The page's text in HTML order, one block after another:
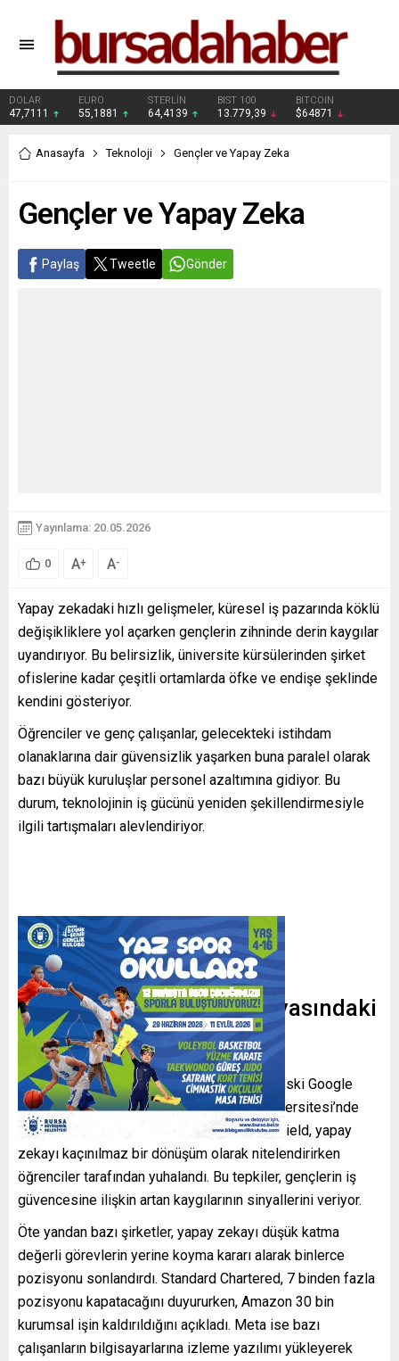
DOLAR
47,7111
EURO
55,1881
STERLİN
64,4139
BIST 100
13.779,39
BITCOIN
$64871
Anasayfa Teknoloji Gençler ve Yapay Zeka
Gençler ve Yapay Zeka
Paylaş Tweetle Gönder
Yayınlama: 20.05.2026
0 A+ A-
Yapay zekadaki hızlı gelişmeler, küresel iş pazarında köklü
değişikliklere yol açarken gençlerin zihninde derin kaygılar
uyandırıyor. Bu belirsizlik, üniversite kürsülerinden şirket
ofislerine kadar çeşitli ortamlarda öfke ve endişe şeklinde
kendini gösteriyor.
Öğrenciler ve genç çalışanlar, gelecekteki istihdam
olanaklarına dair güvensizlik yaşarken buna paralel olarak
bazı büyük kuruluşlar personel azaltımına gidiyor. Bu
durum, teknolojinin iş gücünü yeniden şekillendirmesiyle
ilgili tartışmaları alevlendiriyor.
Somut Tepkiler ve İş Dünyasındaki
Değişim
Arizona Üniversitesi mezuniyet töreninde eski Google
CEO’su Eric Schmidt ve Central Florida Üniversitesi’nde
konuşan gayrimenkul yöneticisi Gloria Caulfield, yapay
zekayı kaçınılmaz bir dönüşüm olarak nitelendirirken
öğrenciler tarafından yuhalandı. Bu tepkiler, gençlerin iş
güvencesine ilişkin artan kaygılarının sinyallerini veriyor.
Öte yandan bazı şirketler, yapay zekayı düşük katma
değerli görevlerin yerine koyma kararı alarak binlerce
pozisyonu sonlandırdı. Standard Chartered, 7 binden fazla
pozisyonu kapatacağını duyururken, Amazon 30 bin
kurumsal işin kaldırıldığını açıkladı. Meta ise bazı
çalışanların bilgisayarlarına izleme yazılımı yükleyerek